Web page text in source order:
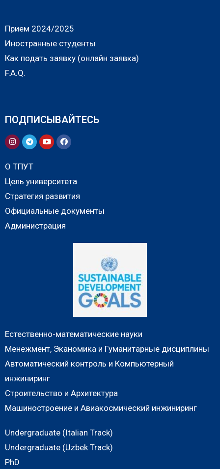
Прием 2024/2025
Иностранные студенты
Как подать заявку (онлайн заявка)
F.A.Q.
ПОДПИСЫВАЙТЕСЬ
О ТПУТ
Цель университета
Стратегия развития
Официальные документы
Администрация
Естественно-математические науки
Менежмент, Эканомика и Гуманитарные дисциплины
Автоматический контроль и Компьютерный
инжиниринг
Строительство и Архитектура
Машиностроение и Авиакосмический инжиниринг
Undergraduate (Italian Track)
Undergraduate (Uzbek Track)
PhD